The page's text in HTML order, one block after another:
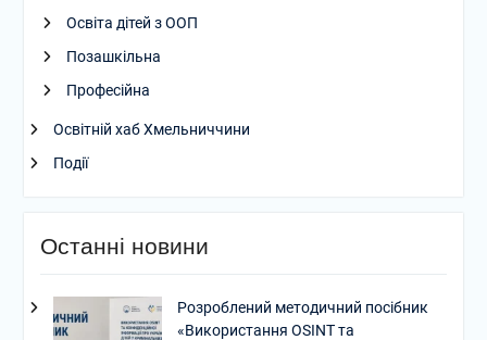
Освіта дітей з ООП
Позашкільна
Професійна
Освітній хаб Хмельниччини
Події
Останні новини
Розроблений методичний посібник
«Використання OSINT та